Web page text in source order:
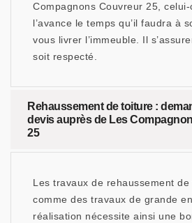
Compagnons Couvreur 25,
l’avance le temps qu’il faudra à
vous livrer l’immeuble. Il
soit respecté.
Rehaussement de toiture :
devis auprès de Les
25
Les travaux de rehaussement
comme des travaux de grande
réalisation nécessite ainsi une